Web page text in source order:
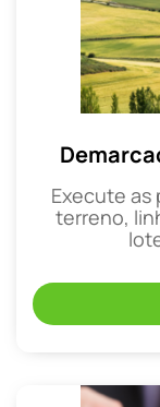
Execute as
terreno,